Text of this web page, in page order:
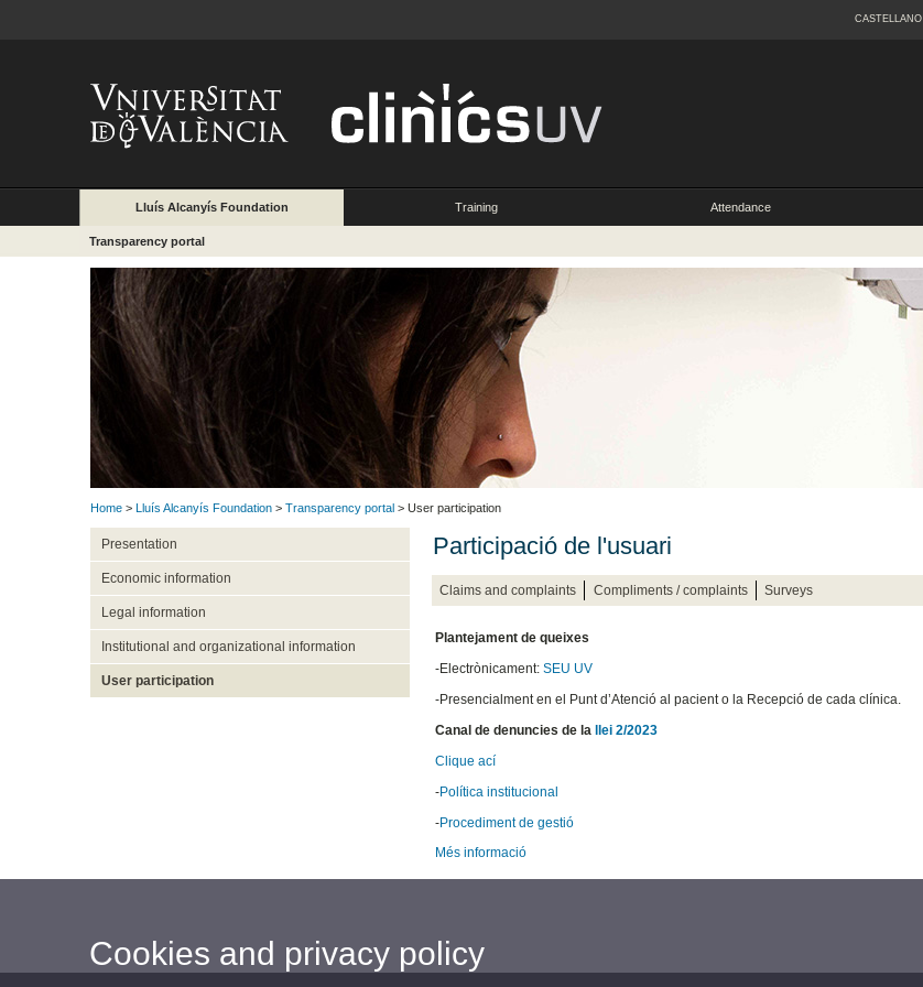
CASTELLANO
Lluís Alcanyís Foundation Training Attendance
Transparency portal
Home > Lluís Alcanyís Foundation > Transparency portal > User participation
Presentation
Economic information
Legal information
Institutional and organizational information
User participation
Participació de l'usuari
Claims and complaints Compliments / complaints Surveys
Plantejament de queixes
-Electrònicament: SEU UV
-Presencialment en el Punt d’Atenció al pacient o la Recepció de cada clínica.
Canal de denuncies de la llei 2/2023
Clique ací
-Política institucional
-Procediment de gestió
Més informació
Cookies and privacy policy